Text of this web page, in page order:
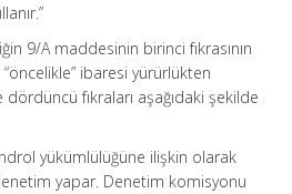
9/A maddesinin birinci fıkrasının
ibaresi yürürlükten
dördüncü fıkraları aşağıdaki şekilde
yükümlülüğüne ilişkin olarak
yapar. Denetim komisyonu